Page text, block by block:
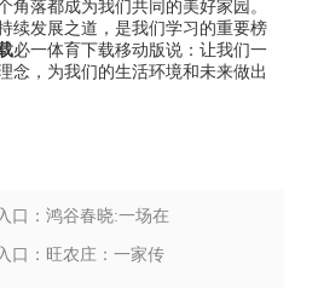
角落都成为我们共同的美好家园。
续发展之道，是我们学习的重要榜
必一体育下载移动版说：让我们一
念，为我们的生活环境和未来做出
口：鸿谷春晓:一场在
旅
口：旺农庄：一家传